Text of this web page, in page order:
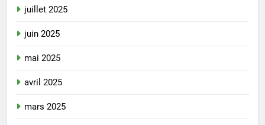
juillet 2025
juin 2025
mai 2025
avril 2025
mars 2025